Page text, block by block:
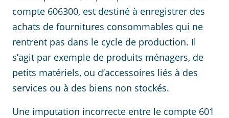
compte 606300, est destiné à enregistrer des
achats de fournitures consommables qui ne
rentrent pas dans le cycle de production. Il
s’agit par exemple de produits ménagers, de
petits matériels, ou d’accessoires liés à des
services ou à des biens non stockés.
Une imputation incorrecte entre le compte 601